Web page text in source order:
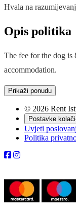
Hvala na
Opis politika
The fee for the dog is
accommodation.
Prikaži ponudu
© 2026 Rent
Postavke
Uvjeti
Politika